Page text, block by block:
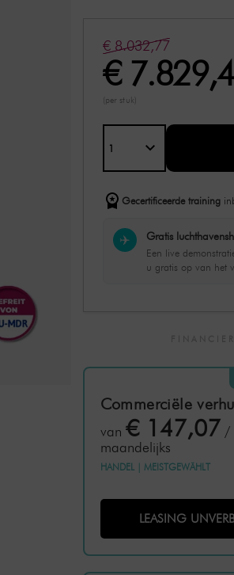
€ 8.032,77
€
(per stuk)
Gecertificeerde training
✈️
Gratis
Een live
u gratis op van het
Commerciële
van € 147,07 /
maandelijks
HANDEL MEISTGEWÄHLT
LEASING